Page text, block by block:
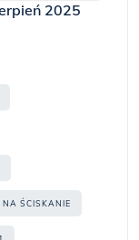
2025
NA ŚCISKANIE